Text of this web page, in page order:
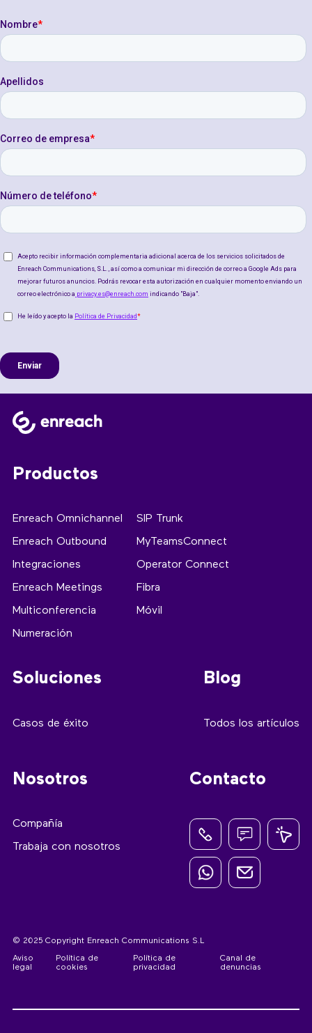
Productos
Enreach Omnichannel
Enreach Outbound
Integraciones
Enreach Meetings
Multiconferencia
Numeración
SIP Trunk
MyTeamsConnect
Operator Connect
Fibra
Móvil
Soluciones
Casos de éxito
Blog
Todos los artículos
Nosotros
Compañía
Trabaja con nosotros
Contacto
© 2025 Copyright Enreach Communications S.L
Aviso
legal
Política de
cookies
Política de
privacidad
Canal de
denuncias